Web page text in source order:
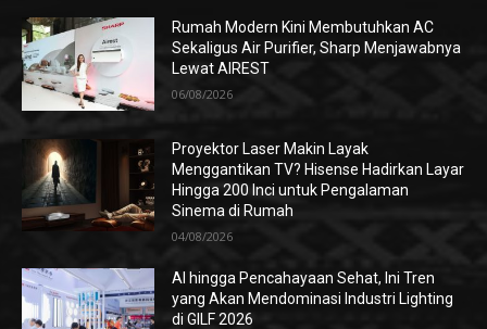
Rumah Modern Kini Membutuhkan AC
Sekaligus Air Purifier, Sharp Menjawabnya
Lewat AIREST
06/08/2026
Proyektor Laser Makin Layak
Menggantikan TV? Hisense Hadirkan Layar
Hingga 200 Inci untuk Pengalaman
Sinema di Rumah
04/08/2026
AI hingga Pencahayaan Sehat, Ini Tren
yang Akan Mendominasi Industri Lighting
di GILF 2026